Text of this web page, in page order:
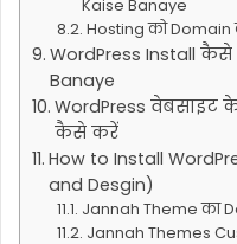
Kaise Banaye
Hosting को
WordPress Install कैसे
Banaye
WordPress वेबसाइट
कैसे करें
How to Install
and Desgin)
Jannah Theme का
Jannah Themes